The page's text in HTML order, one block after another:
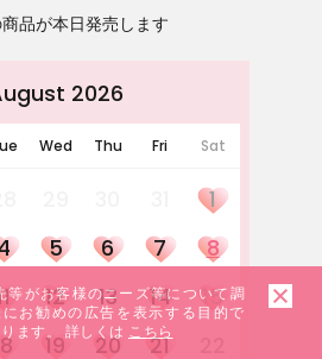
品が本日発売します
2026
Wed Thu Fri Sat
1
5 6 7
8
12 13 14
15
19 20 21
等がお客様のニーズ等について調
お勧めの広告を表示する目的で
ます。 詳しくは こちら